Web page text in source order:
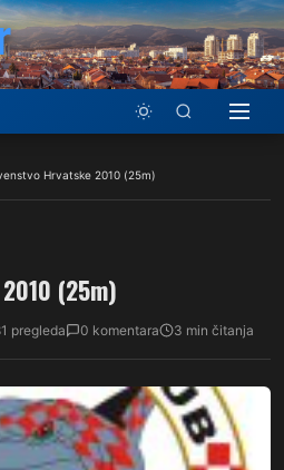
Hrvatske 2010 (25m)
(25m)
pregleda 0 komentara 3 min čitanja